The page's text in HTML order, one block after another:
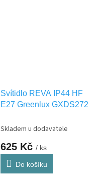
Svítidlo REVA IP44 HF
E27 Greenlux GXDS272
Skladem u dodavatele
625 Kč / ks
Do košíku